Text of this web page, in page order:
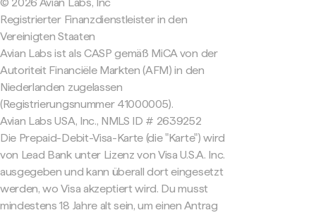
Registrierter Finanzdienstleister in den
Vereinigten Staaten
Avian Labs ist als CASP gemäß MiCA von der
Autoriteit Financiële Markten (AFM) in den
Niederlanden zugelassen
(Registrierungsnummer 41000005).
Avian Labs USA, Inc., NMLS ID # 2639252
Die Prepaid-Debit-Visa-Karte (die "Karte") wird
von Lead Bank unter Lizenz von Visa U.S.A. Inc.
ausgegeben und kann überall dort eingesetzt
werden, wo Visa akzeptiert wird. Du musst
mindestens 18 Jahre alt sein, um einen Antrag